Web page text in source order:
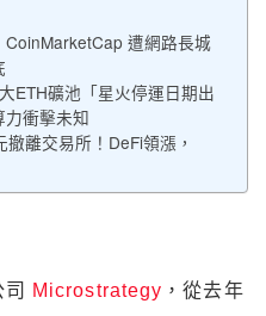
遭網路長城
ETH礦池「星火停運日期出
衝擊未知
離交易所！DeFi領漲，
Microstrategy ，從去年